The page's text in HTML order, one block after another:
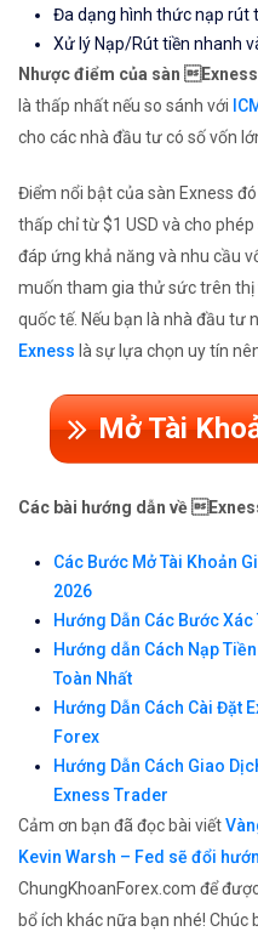
Đa dạng hình thức nạp rút
Xử lý Nạp/Rút tiền nhanh
Nhược điểm của sàn
là thấp nhất nếu so sánh với
cho các nhà đầu tư có số vốn
Điểm nổi bật của sàn Exness
thấp chỉ từ $1 USD và cho
đáp ứng khả năng và nhu cầu
muốn tham gia thử sức trên thị
quốc tế. Nếu bạn là nhà đầu tư
Exness là sự lựa chọn uy tín
Mở Tài
Các bài hướng dẫn về
Các Bước Mở Tài Khoản
2026
Hướng Dẫn Các Bước
Hướng dẫn Cách Nạp
Toàn Nhất
Hướng Dẫn Cách Cài Đặt
Forex
Hướng Dẫn Cách Giao
Exness Trader
Cảm ơn bạn đã đọc bài viết
Kevin Warsh – Fed sẽ đổi
ChungKhoanForex.com để
bổ ích khác nữa bạn nhé! Chúc